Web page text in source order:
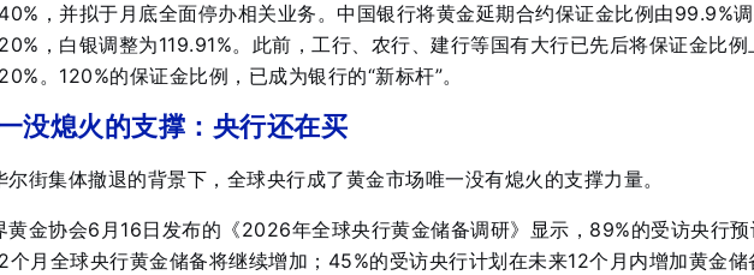
，并拟于月底全面停办相关业务。中国银行将黄金延期合约保证金比例由99.9%
，白银调整为119.91%。此前，工行、农行、建行等国有大行已先后将保证金比例
。120%的保证金比例，已成为银行的“新标杆”。
没熄火的支撑：央行还在买
尔街集体撤退的背景下，全球央行成了黄金市场唯一没有熄火的支撑力量。
黄金协会6月16日发布的《2026年全球央行黄金储备调研》显示，89%的受访央行预
个月全球央行黄金储备将继续增加 ；45%的受访央行计划在未来12个月内增加黄金储